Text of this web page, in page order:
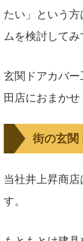
たい」という
ムを検討してみ
玄関ドアカバ
田店におまかせ
街の玄関
当社井上昇商店
す。